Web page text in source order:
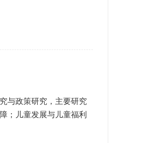
与政策研究，主要研究
；儿童发展与儿童福利